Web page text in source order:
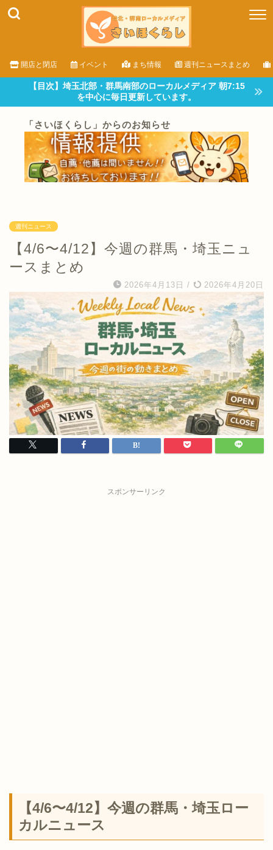
開店と閉店 イベント まち情報 週刊ニュースまとめ
【目次】埼玉北部・群馬南部のローカルメディア 朝7:15
を中心に毎日更新しています。
「さいほくらし」からのお知らせ
週刊ニュース
【4/6〜4/12】今週の群馬・埼玉ニュ
ースまとめ
2026年4月13日 / 2026年4月20日
スポンサーリンク
【4/6〜4/12】今週の群馬・埼玉ロー
カルニュース